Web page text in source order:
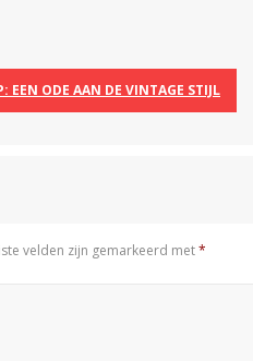
EEN ODE AAN DE VINTAGE STIJL
velden zijn gemarkeerd met*